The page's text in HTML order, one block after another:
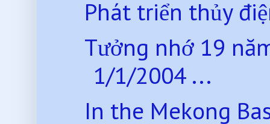
Phát triển thủy
Tưởng nhớ 19
1/1/2004 ...
In the Mekong